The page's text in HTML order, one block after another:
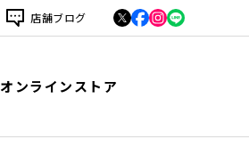
店舗ブログ
オンラインストア